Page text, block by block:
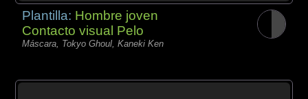
Plantilla: Hombre joven
Contacto visual Pelo
Máscara, Tokyo Ghoul, Kaneki Ken